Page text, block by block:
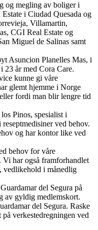
og megling av boliger i
i Ciudad Quesada og
Villamartin,
CGI Real Estate og
Miguel de Salinas samt
Asuncion Planelles Mas, i
23 år med Cora Care.
kunne gi våre
glemt hjemme i Norge
fordi man blir lengre tid
Pinos, spesialist i
ved behov.
og har kontor like ved
behov for våre
Vi har også framforhandlet
vedlikehold i månedlig
del Segura på
av gyldig medlemskort.
del Segura. Raske
verkestedregningen ved